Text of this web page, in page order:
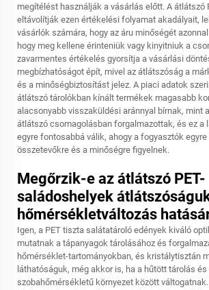
megítélést használják a vásárlás előtt. A átlátszó
eltávolítják ezen értékelési folyamat akadályait,
vásárlók számára, hogy az áru minőségét
hogy meg kellene érinteniük vagy kinyitniuk a
zavarmentes értékelés gyorsítja a vásárlási
megbízhatóságot épít, mivel az átlátszóság a
és a minőségbiztosítást jelez. A piaci adatok
átlátszó tárolókban kínált termékek magasabb
alacsonyabb visszaküldési aránnyal bírnak, mint
átlátszó csomagolásban forgalmazottak, és ez a
egyre fontosabbá válik, ahogy a fogyasztók egyre
összetevőkre és a minőségre figyelnek.
Megőrzik-e az átlátszó PET-
saládoshelyek
hőmérsékletváltozás
Igen, a PET tiszta salátatároló edények kiváló
mutatnak a tápanyagok tárolásához és
hőmérséklet-tartományokban, és kristálytisztán
láthatóságuk, még akkor is, ha a hűtött tárolás és
szobahőmérsékletű környezet között